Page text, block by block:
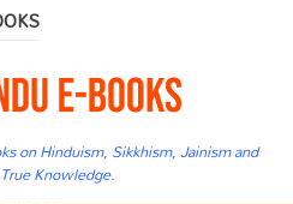
on Hinduism, Sikkhism, Jainism and
Knowledge.